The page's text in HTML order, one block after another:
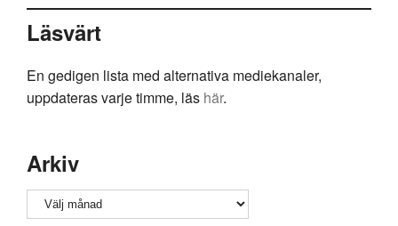
Läsvärt
En gedigen lista med alternativa mediekanaler,
uppdateras varje timme, läs här.
Arkiv
Arkiv